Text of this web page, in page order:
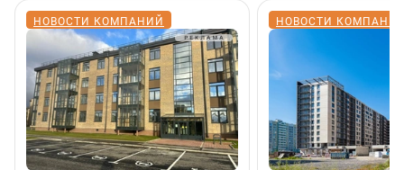
НОВОСТИ КОМПАНИЙ НОВОСТИ